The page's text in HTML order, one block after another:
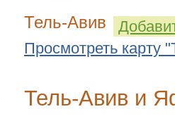
Тель-Авив
Просмотреть карту
Тель-Авив и